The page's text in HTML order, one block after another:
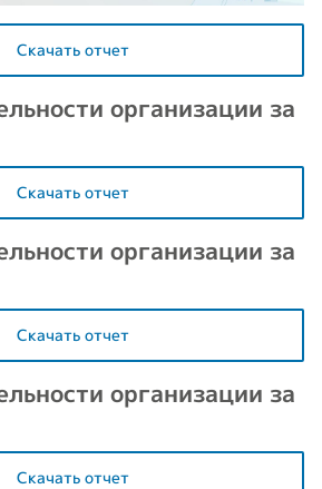
Скачать отчет
организации за
Скачать отчет
организации за
Скачать отчет
организации за
Скачать отчет